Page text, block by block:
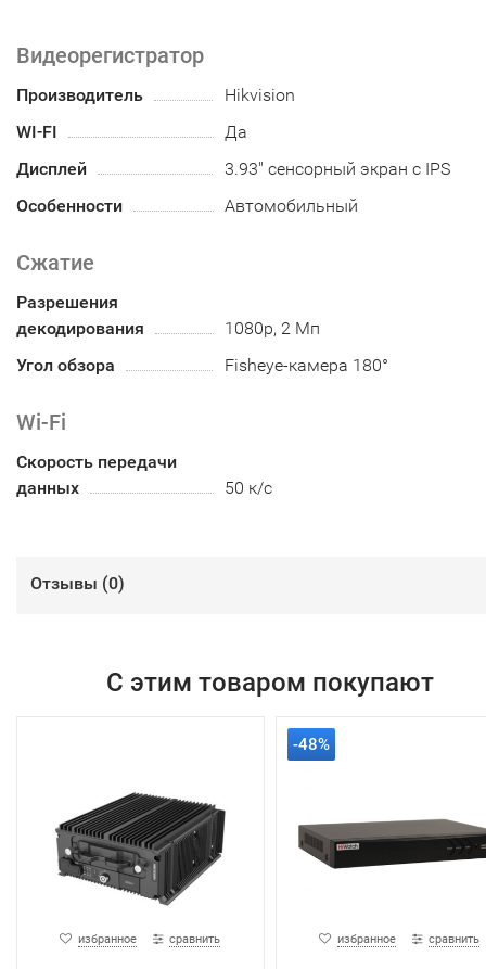
Видеорегистратор
Производитель
Hikvision
WI-FI
Да
Дисплей
3.93″ сенсорный экран с IPS
Особенности
Автомобильный
Сжатие
Разрешения
декодирования
1080p, 2 Мп
Угол обзора
Fisheye-камера 180°
Wi-Fi
Скорость передачи
данных
50 к/с
Отзывы (0)
С этим товаром покупают
избранное сравнить
-48%
избранное сравнить